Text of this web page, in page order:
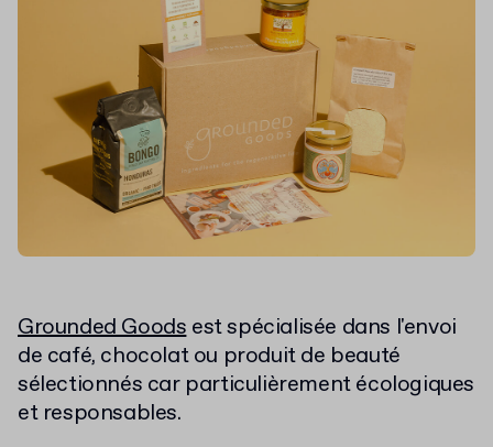
Grounded Goodsest spécialisée dans l'envoi
de café, chocolat ou produit de beauté
sélectionnés car particulièrement écologiques
et responsables.